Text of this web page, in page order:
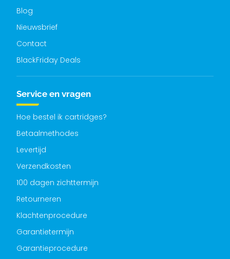
Blog
Nieuwsbrief
Contact
BlackFriday Deals
Service en vragen
Hoe bestel ik cartridges?
Betaalmethodes
Levertijd
Verzendkosten
100 dagen zichttermijn
Retourneren
Klachtenprocedure
Garantietermijn
Garantieprocedure